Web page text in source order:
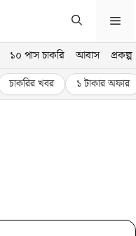
১০ পাস চাকরি আবাস প্রকল্প
চাকরির খবর ১ টাকার অফার